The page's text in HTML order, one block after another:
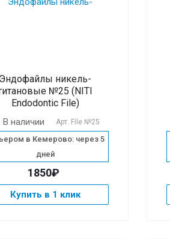
никель-
№25 (NITI
Endodontic File)
В наличии Арт. File №25
в Кемерово: через 5
дней
1850₽
Купить в 1 клик